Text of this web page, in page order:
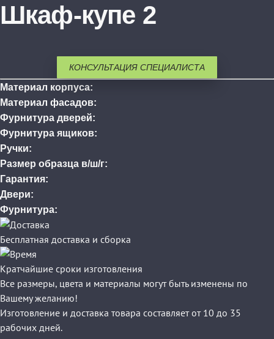
Шкаф-купе 2
КОНСУЛЬТАЦИЯ СПЕЦИАЛИСТА
Материал корпуса:
Материал фасадов:
Фурнитура дверей:
Фурнитура ящиков:
Ручки:
Размер образца в/ш/г:
Гарантия:
Двери:
Фурнитура:
Бесплатная доставка и сборка
Кратчайшие сроки изготовления
Все размеры, цвета и материалы могут быть изменены по
Вашему желанию!
Изготовление и доставка товара составляет от 10 до 35
рабочих дней.